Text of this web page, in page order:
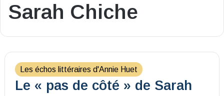
Sarah Chiche
Les échos littéraires d'Annie Huet
Le « pas de côté » de Sarah